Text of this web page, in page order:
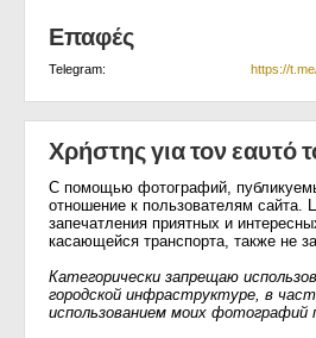
Επαφές
Telegram: https://
Χρήστης για τον εαυτό
С помощью фотографий,
отношение к пользователям сайта.
запечатления приятных и
касающейся транспорта, также не
Категорически запрещаю
городской инфраструктуре, в
использованием моих